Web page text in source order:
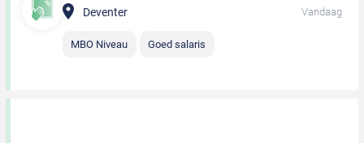
Deventer Vandaag
MBO Niveau Goed salaris